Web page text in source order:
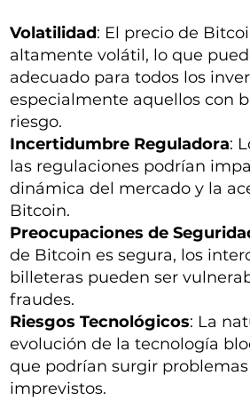
Volatilidad: El precio de
altamente volátil, lo que
adecuado para todos los
especialmente aquellos con
riesgo.
Incertidumbre Reguladora:
las regulaciones podrían
dinámica del mercado y la
Bitcoin.
Preocupaciones de
de Bitcoin es segura, los
billeteras pueden ser
fraudes.
Riesgos Tecnológicos: La
evolución de la tecnología
que podrían surgir
imprevistos.